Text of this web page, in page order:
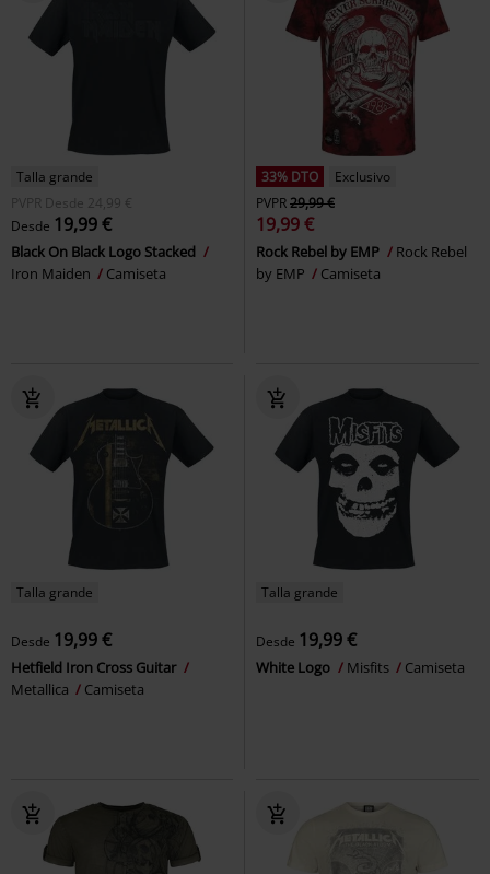
Talla grande
PVPR
Desde 24,99 €
Desde 19,99 €
Black On Black Logo Stacked
Iron Maiden
Camiseta
33% DTO
Exclusivo
PVPR29,99 €
19,99 €
Rock Rebel by EMP
Rock Rebel
by EMP
Camiseta
Talla grande
Desde 19,99 €
Hetfield Iron Cross Guitar
Metallica
Camiseta
Talla grande
Desde 19,99 €
White Logo Misfits Camiseta